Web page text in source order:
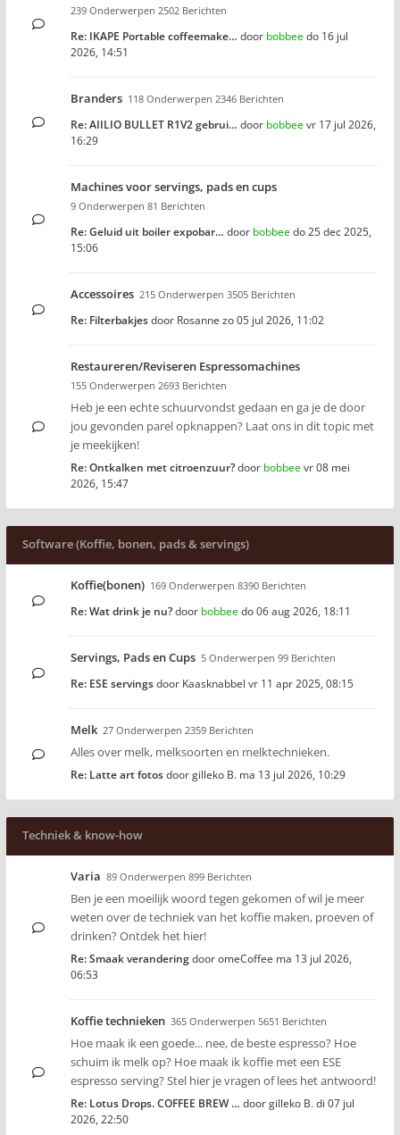
239 Onderwerpen 2502 Berichten
Re: IKAPE Portable coffeemake… door bobbeedo 16 jul
2026, 14:51
Branders 118 Onderwerpen 2346 Berichten
Re: AIILIO BULLET R1V2 gebrui… door bobbeevr 17 jul 2026,
16:29
Machines voor servings, pads en cups
9 Onderwerpen 81 Berichten
Re: Geluid uit boiler expobar… door bobbeedo 25 dec 2025,
15:06
Accessoires 215 Onderwerpen 3505 Berichten
Re: Filterbakjesdoor Rosanne zo 05 jul 2026, 11:02
Restaureren/Reviseren Espressomachines
155 Onderwerpen 2693 Berichten
Heb je een echte schuurvondst gedaan en ga je de door
jou gevonden parel opknappen? Laat ons in dit topic met
je meekijken!
Re: Ontkalken met citroenzuur?door bobbeevr 08 mei
2026, 15:47
Software (Koffie, bonen, pads & servings)
Koffie(bonen) 169 Onderwerpen 8390 Berichten
Re: Wat drink je nu?door bobbeedo 06 aug 2026, 18:11
Servings, Pads en Cups 5 Onderwerpen 99 Berichten
Re: ESE servingsdoor Kaasknabbel vr 11 apr 2025, 08:15
Melk 27 Onderwerpen 2359 Berichten
Alles over melk, melksoorten en melktechnieken.
Re: Latte art fotosdoorgilleko B. ma 13 jul 2026, 10:29
Techniek & know-how
Varia 89 Onderwerpen 899 Berichten
Ben je een moeilijk woord tegen gekomen of wil je meer
weten over de techniek van het koffie maken, proeven of
drinken? Ontdek het hier!
Re: Smaak veranderingdooromeCoffee ma 13 jul 2026,
06:53
Koffie technieken 365 Onderwerpen 5651 Berichten
Hoe maak ik een goede... nee, de beste espresso? Hoe
schuim ik melk op? Hoe maak ik koffie met een ESE
espresso serving? Stel hier je vragen of lees het antwoord!
Re: Lotus Drops. COFFEE BREW … doorgilleko B.di 07 jul
2026, 22:50